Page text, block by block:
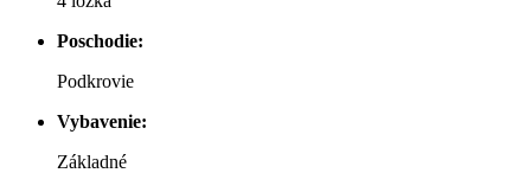
Poschodie:
Podkrovie
Vybavenie:
Základné